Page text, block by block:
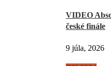
VIDEO
české finále
9 júla, 2026